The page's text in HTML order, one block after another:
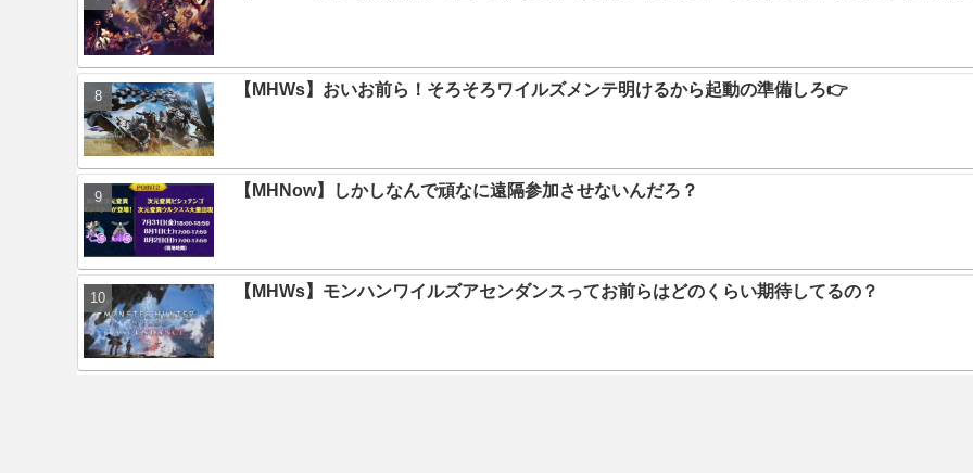
【MHWs】おいお前ら！そろそろワイルズメンテ明けるから起動の準備しろ👉
【MHNow】しかしなんで頑なに遠隔参加させないんだろ？
【MHWs】モンハンワイルズアセンダンスってお前らはどのくらい期待してるの？